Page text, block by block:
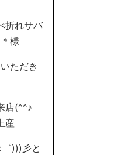
折れサバ
様
ただき
店(^^♪
産
)))彡と